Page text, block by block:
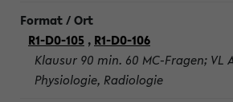
R1-D0-105 , R1-D0-106
Klausur 90 min. 60 MC-Fragen; VL
Physiologie, Radiologie